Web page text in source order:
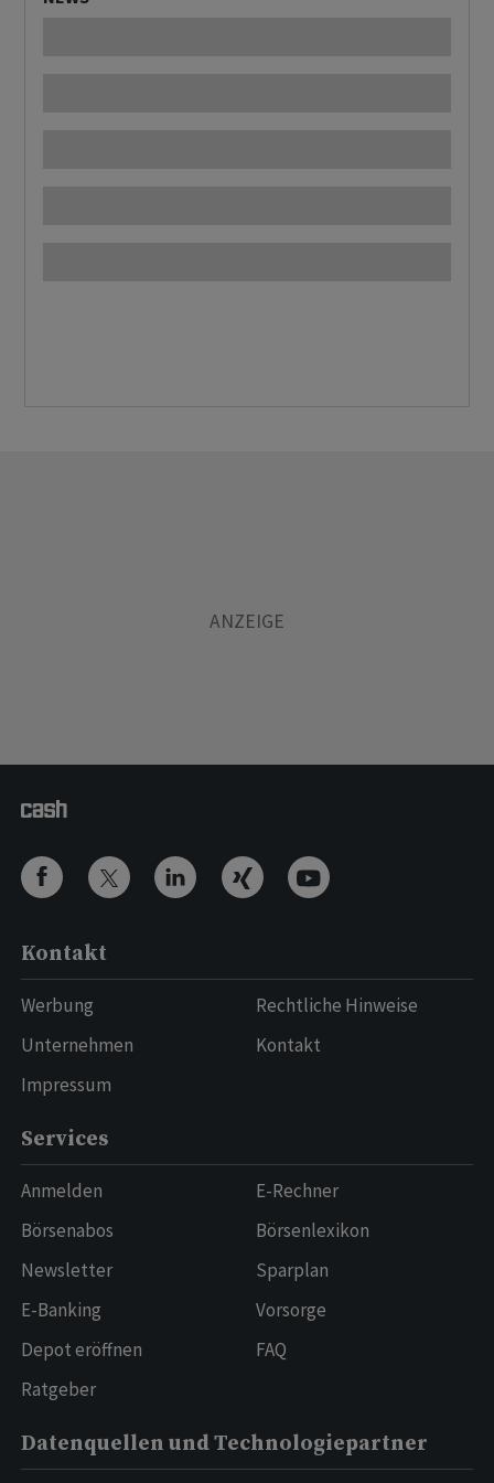
Kontakt
Werbung
Unternehmen
Impressum
Rechtliche Hinweise
Kontakt
Services
Anmelden
Börsenabos
Newsletter
E-Banking
Depot eröffnen
Ratgeber
E-Rechner
Börsenlexikon
Sparplan
Vorsorge
FAQ
Datenquellen und Technologiepartner